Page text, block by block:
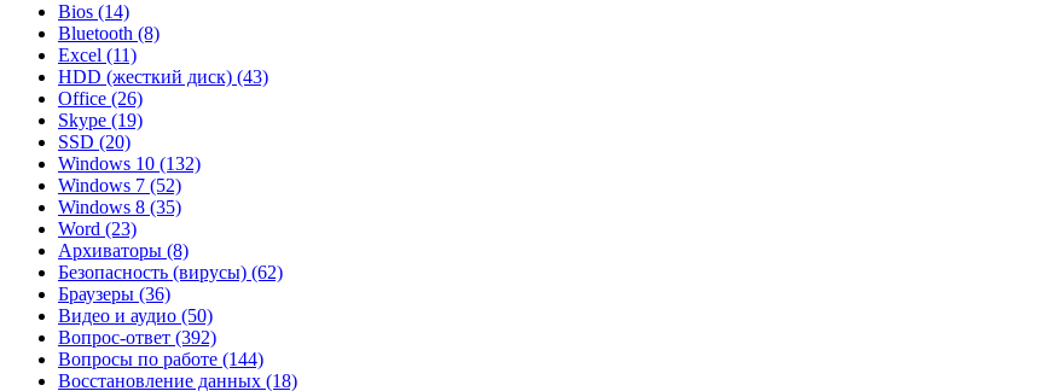
Bios (14)
Bluetooth (8)
Excel (11)
HDD (жесткий диск) (43)
Office (26)
Skype (19)
SSD (20)
Windows 10 (132)
Windows 7 (52)
Windows 8 (35)
Word (23)
Архиваторы (8)
Безопасность (вирусы) (62)
Браузеры (36)
Видео и аудио (50)
Вопрос-ответ (392)
Вопросы по работе (144)
Восстановление данных (18)